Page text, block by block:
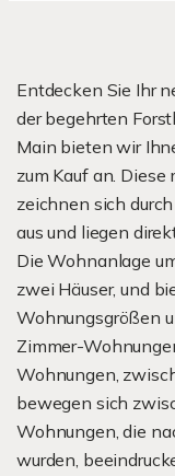
Entdecken Sie Ihr
der begehrten
Main bieten wir
zum Kauf an.
zeichnen sich
aus und liegen
Die Wohnanlage
zwei Häuser, und
Wohnungsgrößen
Zimmer-
Wohnungen,
bewegen sich
Wohnungen, die
wurden,